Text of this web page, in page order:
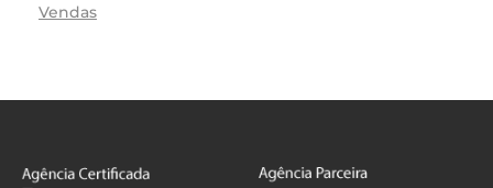
Vendas